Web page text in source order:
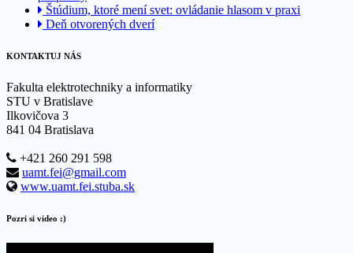
Štúdium, ktoré mení svet: ovládanie hlasom v praxi
Deň otvorených dverí
KONTAKTUJ NÁS
Fakulta elektrotechniky a informatiky
STU v Bratislave
Ilkovičova 3
841 04 Bratislava
+421 260 291 598
uamt.fei@gmail.com
www.uamt.fei.stuba.sk
Pozri si video :)